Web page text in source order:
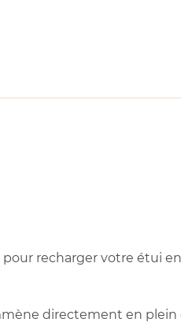
recharger votre étui
directement en plein